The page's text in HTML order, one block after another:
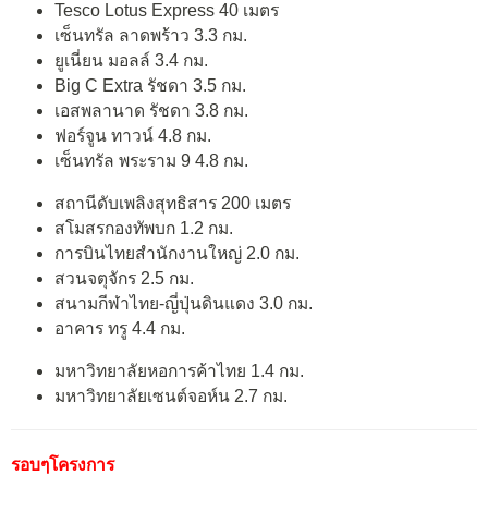
Tesco Lotus Express 40 เมตร
เซ็นทรัล ลาดพร้าว 3.3 กม.
ยูเนี่ยน มอลล์ 3.4 กม.
Big C Extra รัชดา 3.5 กม.
เอสพลานาด รัชดา 3.8 กม.
ฟอร์จูน ทาวน์ 4.8 กม.
เซ็นทรัล พระราม 9 4.8 กม.
สถานีดับเพลิงสุทธิสาร 200 เมตร
สโมสรกองทัพบก 1.2 กม.
การบินไทยสำนักงานใหญ่ 2.0 กม.
สวนจตุจักร 2.5 กม.
สนามกีฬาไทย-ญี่ปุ่นดินแดง 3.0 กม.
อาคาร ทรู 4.4 กม.
มหาวิทยาลัยหอการค้าไทย 1.4 กม.
มหาวิทยาลัยเซนต์จอห์น 2.7 กม.
รอบๆโครงการ